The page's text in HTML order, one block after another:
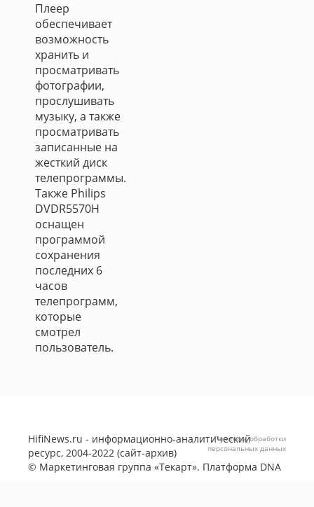
Плеер
обеспечивает
возможность
хранить и
просматривать
фотографии,
прослушивать
музыку, а также
просматривать
записанные на
жесткий диск
телепрограммы.
Также Philips
DVDR5570H
оснащен
программой
сохранения
последних 6
часов
телепрограмм,
которые
смотрел
пользователь.
HifiNews.ru - информационно-аналитический
ресурс, 2004-2022 (сайт-архив)
© Маркетинговая группа «Текарт». Платформа DNA
Политика обработки
персональных данных